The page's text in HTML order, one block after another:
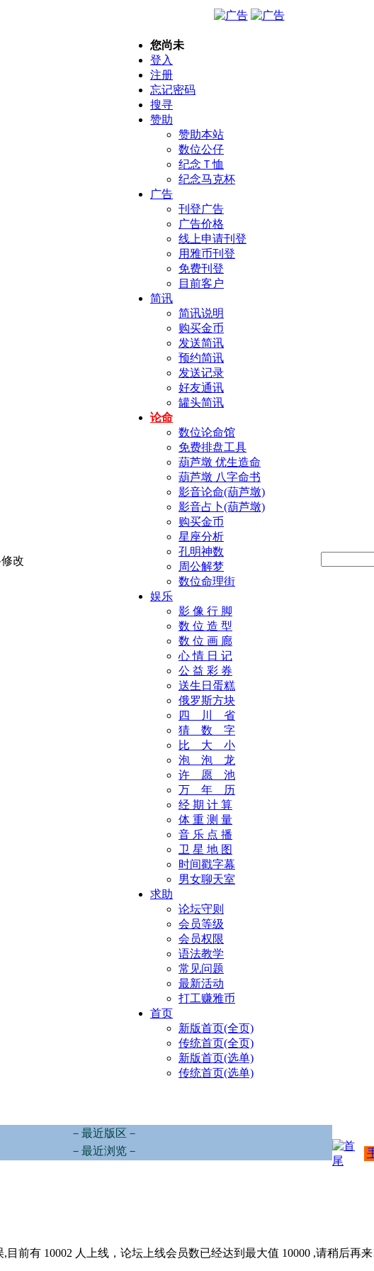
您尚未
登入
注册
忘记密码
搜寻
赞助
赞助本站
数位公仔
纪念Ｔ恤
纪念马克杯
广告
刊登广告
广告价格
线上申请刊登
用雅币刊登
免费刊登
目前客户
简讯
简讯说明
购买金币
发送简讯
预约简讯
发送记录
好友通讯
罐头简讯
论命
数位论命馆
免费排盘工具
葫芦墩 优生造命
葫芦墩 八字命书
影音论命(葫芦墩)
影音占卜(葫芦墩)
购买金币
星座分析
孔明神数
周公解梦
数位命理街
娱乐
影 像 行 脚
数 位 造 型
数 位 画 廊
心 情 日 记
公 益 彩 券
送生日蛋糕
俄罗斯方块
四 川 省
猜 数 字
比 大 小
泡 泡 龙
许 愿 池
万 年 历
经 期 计 算
体 重 测 量
音 乐 点 播
卫 星 地 图
时间戳字幕
男女聊天室
求助
论坛守则
会员等级
会员权限
语法教学
常见问题
最新活动
打工赚雅币
首页
新版首页(全页)
传统首页(全页)
新版首页(选单)
传统首页(选单)
－最近版区－
－最近浏览－
目前有 10002 人上线，论坛上线会员数已经达到最大值 10000 ,请稍后再